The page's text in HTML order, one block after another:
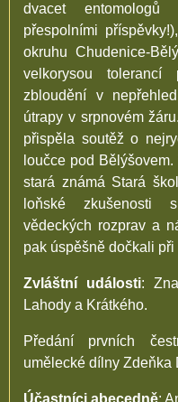
dvacet
přespolními
okruhu Chudenice-
velkorysou tolerancí
zbloudění v
útrapy v srpnovém
přispěla soutěž o
loučce pod
stará známá Stará
loňské zkušenosti
vědeckých rozprav a
pak úspěšně dočkali
Zvláštní události:
Lahody a Krátkého.
Předání prvních
umělecké dílny Zdeňka
Účastníci abecedně: